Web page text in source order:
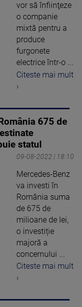
vor să înfiinţeze
o companie
mixtă pentru a
produce
furgonete
electrice într-o ...
Citeste mai mult
›
675 de
statul
09-08-2022 | 18:10
Mercedes-Benz
va investi în
România suma
de 675 de
milioane de lei,
o investiție
majoră a
concernului ...
Citeste mai mult
›